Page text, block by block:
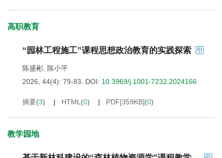
高职教育
“园林工程施工”课程思想政治教育的实践探索
陈盛彬
陈小平
2026, 44(4): 79-83.
DOI: 10.3969/j.1001-7232.2024166
摘要(3) HTML (0) PDF[359KB](0)
教学园地